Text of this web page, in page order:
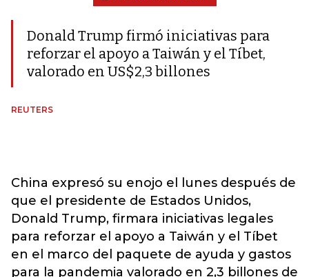
Donald Trump firmó iniciativas para
reforzar el apoyo a Taiwán y el Tíbet,
valorado en US$2,3 billones
REUTERS
China expresó su enojo el lunes después de
que el presidente de Estados Unidos,
Donald Trump, firmara iniciativas legales
para reforzar el apoyo a Taiwán y el Tíbet
en el marco del paquete de ayuda y gastos
para la pandemia valorado en 2,3 billones de